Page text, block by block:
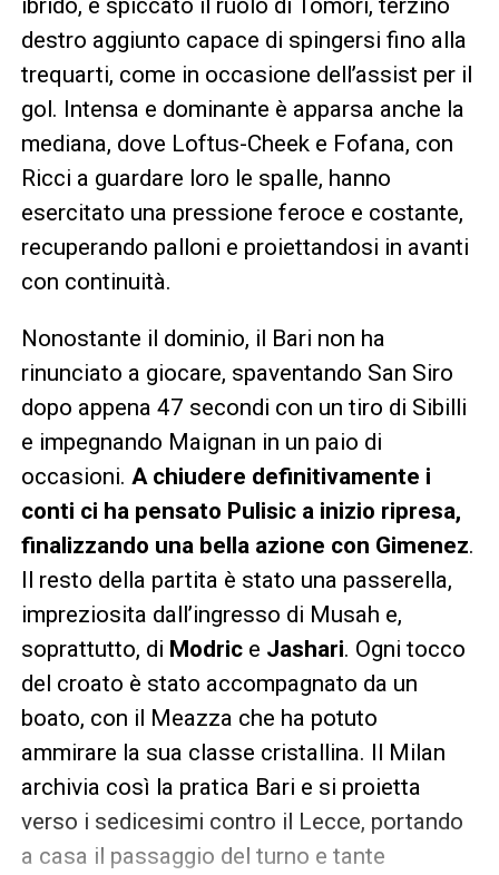
destro aggiunto capace di spingersi fino alla
trequarti, come in occasione dell’assist per il
gol. Intensa e dominante è apparsa anche la
mediana, dove Loftus-Cheek e Fofana, con
Ricci a guardare loro le spalle, hanno
esercitato una pressione feroce e costante,
recuperando palloni e proiettandosi in avanti
con continuità.
Nonostante il dominio, il Bari non ha
rinunciato a giocare, spaventando San Siro
dopo appena 47 secondi con un tiro di Sibilli
e impegnando Maignan in un paio di
occasioni. A chiudere definitivamente i
conti ci ha pensato Pulisic a inizio ripresa,
finalizzando una bella azione con Gimenez.
Il resto della partita è stato una passerella,
impreziosita dall’ingresso di Musah e,
soprattutto, di Modrice Jashari. Ogni tocco
del croato è stato accompagnato da un
boato, con il Meazza che ha potuto
ammirare la sua classe cristallina. Il Milan
archivia così la pratica Bari e si proietta
verso i sedicesimi contro il Lecce, portando
a casa il passaggio del turno e tante